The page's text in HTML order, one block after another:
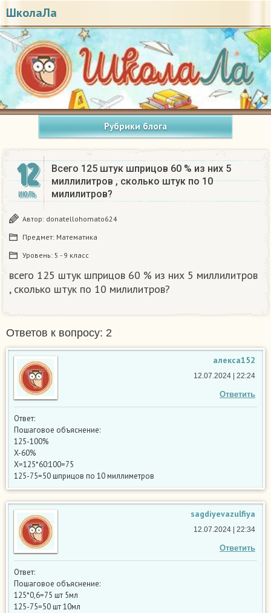
ШколаЛа
Рубрики блога
12
ИЮЛЬ
Всего 125 штук шприцов 60 % из них 5
миллилитров , сколько штук по 10
милилитров?
Автор: donatellohomato624
Предмет: Математика
Уровень: 5 - 9 класс
всего 125 штук шприцов 60 % из них 5 миллилитров
, сколько штук по 10 милилитров?
Ответов к вопросу: 2
алекса152
Ответить
12.07.2024 | 22:24
Ответ:
Пошаговое объяснение:
125-100%
X-60%
X=125*60:100=75
125-75=50 шприцов по 10 миллиметров
sagdiyevazulfiya
Ответить
12.07.2024 | 22:34
Ответ:
Пошаговое объяснение:
125*0,6=75 шт 5мл
125-75=50 шт 10мл